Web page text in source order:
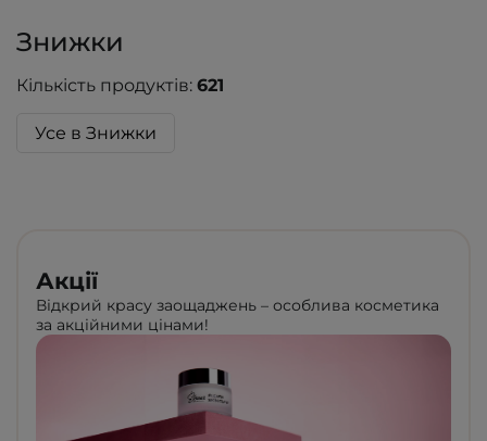
Знижки
Кількість продуктів: 621
Усе в Знижки
Акції
Відкрий красу заощаджень – особлива косметика
за акційними цінами!